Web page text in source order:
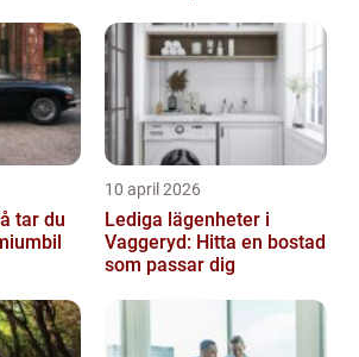
10 april 2026
Lediga lägenheter i
Vaggeryd: Hitta en bostad
som passar dig